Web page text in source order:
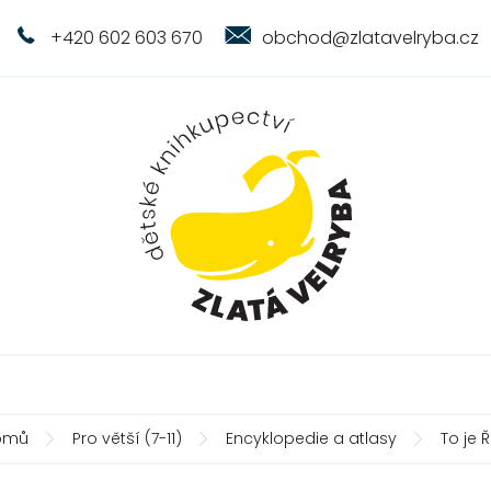
+420 602 603 670 obchod@zlatavelryba.cz
Pro větší (7-11) Encyklopedie a atlasy To je